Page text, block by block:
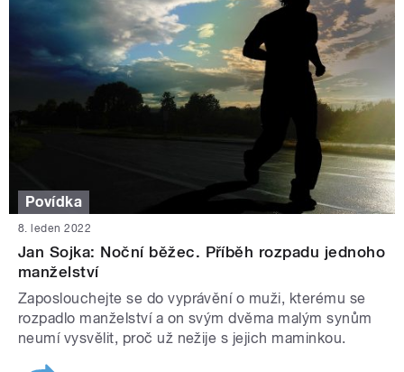
Povídka
8. leden 2022
Jan Sojka: Noční běžec. Příběh rozpadu jednoho
manželství
Zaposlouchejte se do vyprávění o muži, kterému se
rozpadlo manželství a on svým dvěma malým synům
neumí vysvělit, proč už nežije s jejich maminkou.